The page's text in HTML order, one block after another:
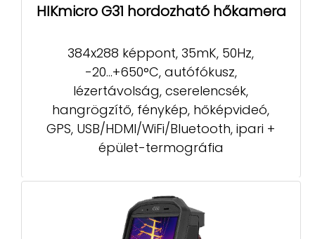
HIKmicro G31 hordozható hőkamera
384x288 képpont, 35mK, 50Hz,
-20...+650°C, autófókusz,
lézertávolság, cserelencsék,
hangrögzítő, fénykép, hőképvideó,
GPS, USB/HDMI/WiFi/Bluetooth, ipari +
épület-termográfia